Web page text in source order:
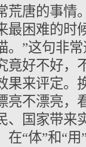
荒唐的事情
最困难的时
。”这句非常
竟好不好，
果来评定。
亮不漂亮，
、国家带来
在“体”和“